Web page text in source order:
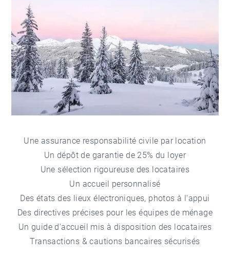
Une assurance responsabilité civile par location
Un dépôt de garantie de 25% du loyer
Une sélection rigoureuse des locataires
Un accueil personnalisé
Des états des lieux électroniques, photos à l'appui
Des directives précises pour les équipes de ménage
Un guide d'accueil mis à disposition des locataires
Transactions & cautions bancaires sécurisés